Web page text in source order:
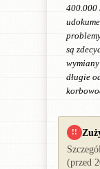
400.000
są
długie
!!
(przed